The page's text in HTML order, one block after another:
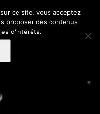
vodka
ce site, vous acceptez
proposer des contenus
d'intérêts.